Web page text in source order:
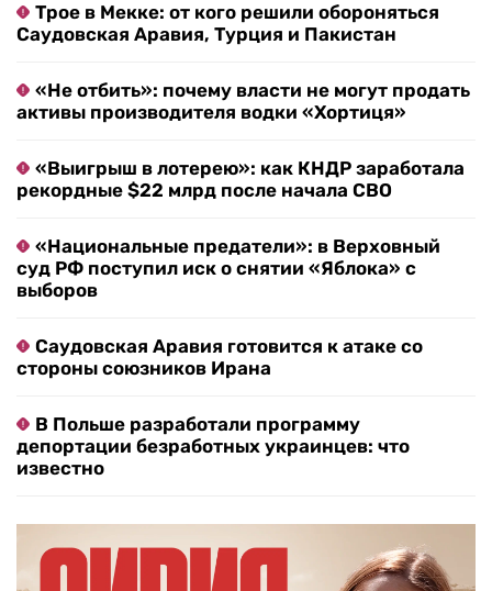
Трое в Мекке: от кого решили обороняться
Саудовская Аравия, Турция и Пакистан
«Не отбить»: почему власти не могут продать
активы производителя водки «Хортиця»
«Выигрыш в лотерею»: как КНДР заработала
рекордные $22 млрд после начала СВО
«Национальные предатели»: в Верховный
суд РФ поступил иск о снятии «Яблока» с
выборов
Саудовская Аравия готовится к атаке со
стороны союзников Ирана
В Польше разработали программу
депортации безработных украинцев: что
известно